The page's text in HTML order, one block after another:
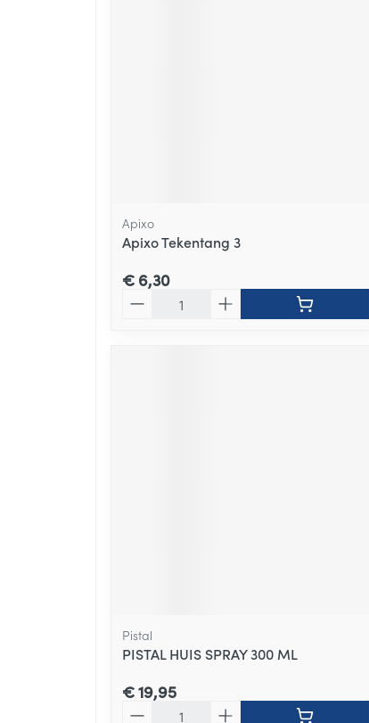
Apixo
Apixo Tekentang 3
€ 6,30
Pistal
PISTAL HUIS SPRAY 300 ML
€ 19,95